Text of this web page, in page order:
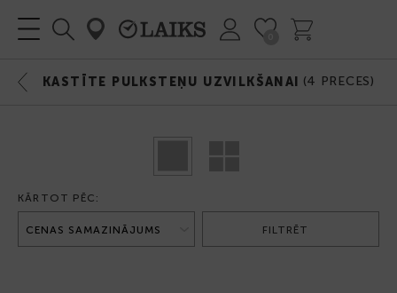
KASTĪTE PULKSTEŅU UZVILKŠANAI (4 PRECES)
KĀRTOT PĒC:
FILTRĒT